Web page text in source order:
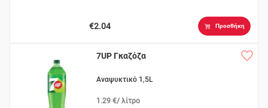
€2.04 Προσθήκη
7UP Γκαζόζα
Αναψυκτικό 1,5L
1.29 €/ λίτρο